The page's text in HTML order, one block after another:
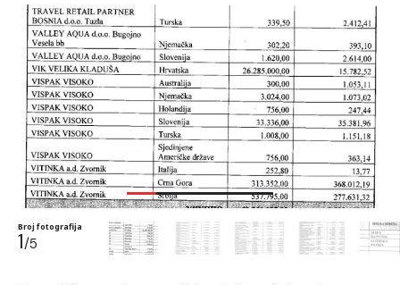
Broj fotografija
1/5